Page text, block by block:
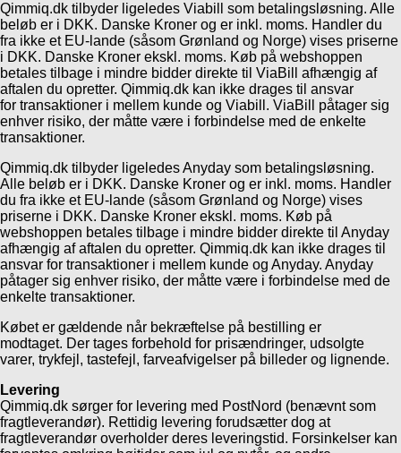
Qimmiq.dk tilbyder ligeledes Viabill som betalingsløsning. Alle
beløb er i DKK. Danske Kroner og er inkl. moms. Handler du
fra ikke et EU-lande (såsom Grønland og Norge) vises priserne
i DKK. Danske Kroner ekskl. moms. Køb på webshoppen
betales tilbage i mindre bidder direkte til ViaBill afhængig af
aftalen du opretter. Qimmiq.dk kan ikke drages til ansvar
for transaktioner i mellem kunde og Viabill. ViaBill påtager sig
enhver risiko, der måtte være i forbindelse med de enkelte
transaktioner.
Qimmiq.dk tilbyder ligeledes Anyday som betalingsløsning.
Alle beløb er i DKK. Danske Kroner og er inkl. moms. Handler
du fra ikke et EU-lande (såsom Grønland og Norge) vises
priserne i DKK. Danske Kroner ekskl. moms. Køb på
webshoppen betales tilbage i mindre bidder direkte til Anyday
afhængig af aftalen du opretter. Qimmiq.dk kan ikke drages til
ansvar for transaktioner i mellem kunde og Anyday. Anyday
påtager sig enhver risiko, der måtte være i forbindelse med de
enkelte transaktioner.
Købet er gældende når bekræftelse på bestilling er
modtaget. Der tages forbehold for prisændringer, udsolgte
varer, trykfejl, tastefejl, farveafvigelser på billeder og lignende.
Levering
Qimmiq.dk sørger for levering med PostNord (benævnt som
fragtleverandør). Rettidig levering forudsætter dog at
fragtleverandør overholder deres leveringstid. Forsinkelser kan